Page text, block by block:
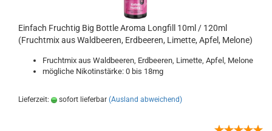
Einfach Fruchtig Big Bottle Aroma Longfill 10ml / 120ml
(Fruchtmix aus Waldbeeren, Erdbeeren, Limette, Apfel, Melone)
Fruchtmix aus Waldbeeren, Erdbeeren, Limette, Apfel, Melone
mögliche Nikotinstärke: 0 bis 18mg
Lieferzeit: sofort lieferbar (Ausland abweichend)